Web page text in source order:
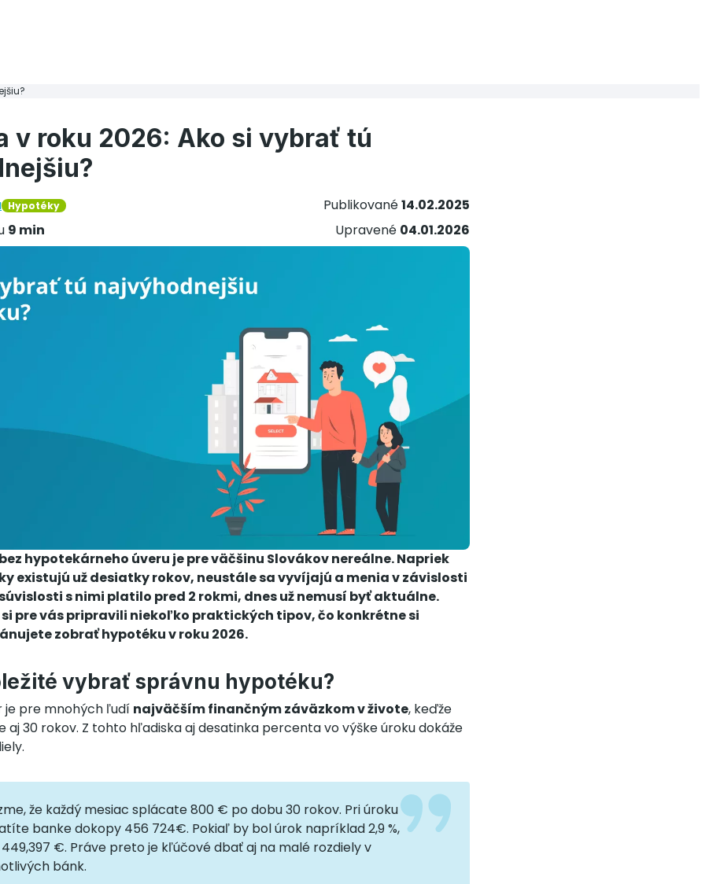
v roku 2026: Ako si vybrať tú
Hypotéky Publikované14.02.2025
9 min Upravené 04.01.2026
hypotekárneho úveru je pre väčšinu Slovákov nereálne. Napriek
existujú už desiatky rokov, neustále sa vyvíjajú a menia v závislosti
s nimi platilo pred 2 rokmi, dnes už nemusí byť aktuálne.
si pre vás pripravili niekoľko praktických tipov, čo konkrétne si
zobrať hypotéku v roku 2026.
vybrať správnu hypotéku?
je pre mnohých ľudí najväčším finančným záväzkom v živote, keďže
aj 30 rokov. Z tohto hľadiska aj desatinka percenta vo výške úroku dokáže
že každý mesiac splácate 800 € po dobu 30 rokov. Pri úroku
banke dokopy 456 724€. Pokiaľ by bol úrok napríklad 2,9 %,
€. Práve preto je kľúčové dbať aj na malé rozdiely v
bánk.